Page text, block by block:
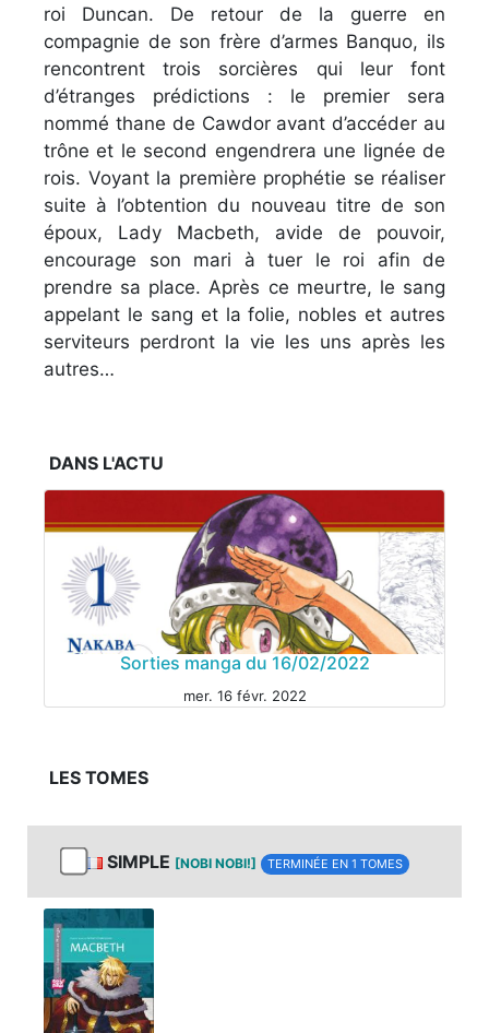
roi Duncan. De retour de la guerre en
compagnie de son frère d’armes Banquo, ils
rencontrent trois sorcières qui leur font
d’étranges prédictions : le premier sera
nommé thane de Cawdor avant d’accéder au
trône et le second engendrera une lignée de
rois. Voyant la première prophétie se réaliser
suite à l’obtention du nouveau titre de son
époux, Lady Macbeth, avide de pouvoir,
encourage son mari à tuer le roi afin de
prendre sa place. Après ce meurtre, le sang
appelant le sang et la folie, nobles et autres
serviteurs perdront la vie les uns après les
autres…
DANS L'ACTU
Sorties manga du 16/02/2022
mer. 16 févr. 2022
LES TOMES
SIMPLE [NOBI NOBI!] TERMINÉE EN 1 TOMES